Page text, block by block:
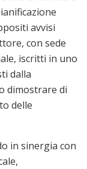
avvisi
con sede
iscritti in uno
dalla
dimostrare di
delle
in sinergia con